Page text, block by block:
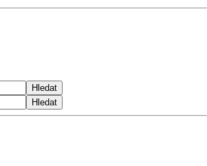
Hledat
Hledat